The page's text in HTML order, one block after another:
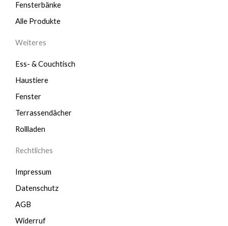
Fensterbänke
Alle Produkte
Weiteres
Ess- & Couchtisch
Haustiere
Fenster
Terrassendächer
Rollladen
Rechtliches
Impressum
Datenschutz
AGB
Widerruf